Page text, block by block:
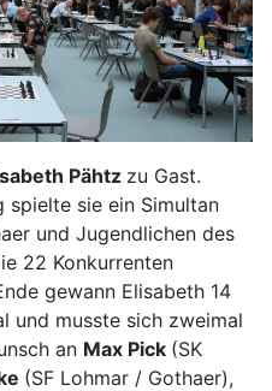
Pähtz zu Gast.
spielte sie ein Simultan
und Jugendlichen des
22 Konkurrenten
gewann Elisabeth 14
und musste sich zweimal
an Max Pick (SK
(SF Lohmar / Gothaer),